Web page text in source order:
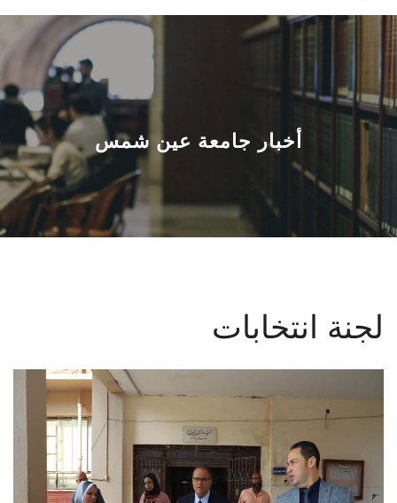
الرئيسيـة
عن الجامعة
القطاعـات
الشئون الأكاديمية
البحث العلمي
الأنظمة الذكية
تواصل معنا
أخبار جامعة عين شمس
لجنة انتخابات